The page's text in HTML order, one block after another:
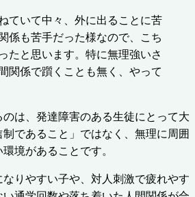
ていて中々、外に出ることに苦
係も苦手だった様なので、こち
たと思います。特に無理強いさ
関係で躓くことも無く、やって
は、発達障害のある生徒にとって大
であること」ではなく、無理に周囲
境があることです。
りやすい子や、対人刺激で疲れやす